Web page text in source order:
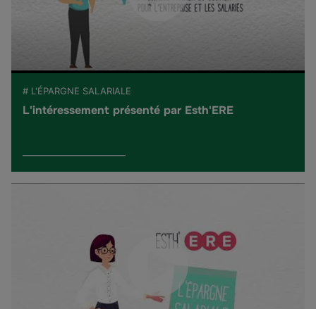
# L'ÉPARGNE SALARIALE
L'intéressement présenté par Esth'ERE